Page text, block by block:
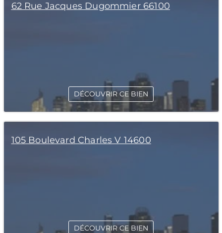
62 Rue Jacques Dugommier 66100
DÉCOUVRIR CE BIEN
105 Boulevard Charles V 14600
DÉCOUVRIR CE BIEN